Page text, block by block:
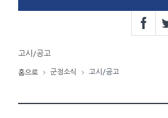
고시/공고
홈으로 군정소식 고시/공고